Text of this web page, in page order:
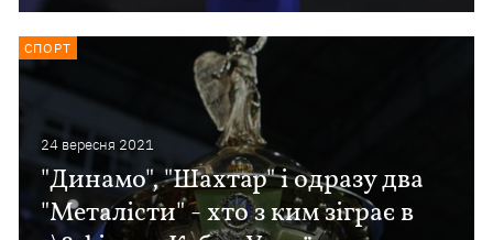
24 вересня 2021
"Динамо", "Шахтар" і одразу два
"Металісти" - хто з ким зіграє в
СПОРТ